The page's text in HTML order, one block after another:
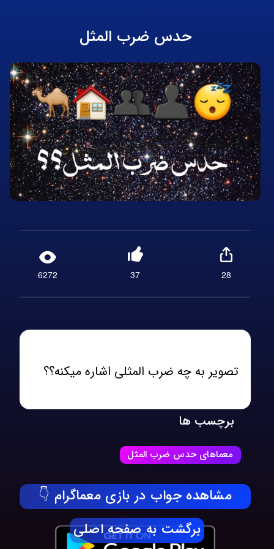
حدس ضرب المثل
6272 37 28
تصویر به چه ضرب المثلی اشاره میکنه؟؟
برچسب ها
معماهای حدس ضرب المثل
مشاهده جواب در بازی معماگرام 👇
برگشت به صفحه اصلی